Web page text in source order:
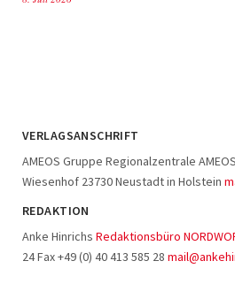
VERLAGSANSCHRIFT
AMEOS Gruppe Regionalzentrale
Wiesenhof 23730 Neustadt in Holstein
REDAKTION
Anke Hinrichs Redaktionsbüro
24 Fax +49 (0) 40 413 585 28